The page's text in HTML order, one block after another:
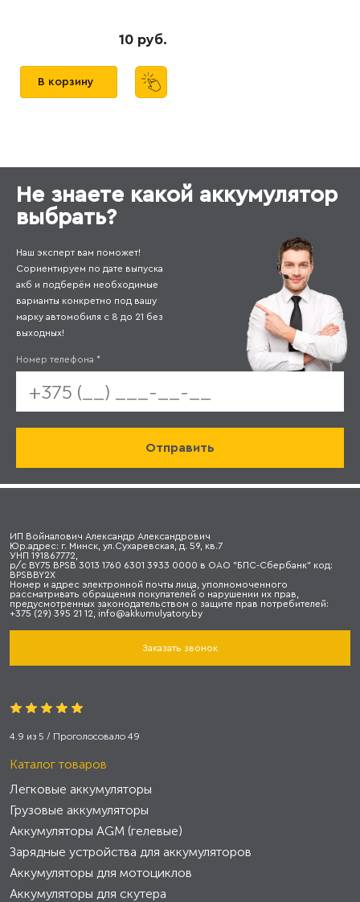
10 руб.
В корзину
Не знаете какой аккумулятор
выбрать?
Наш эксперт вам поможет!
Сориентируем по дате выпуска
акб и подберём необходимые
варианты конкретно под вашу
марку автомобиля с 8 до 21 без
выходных!
Номер телефона *
ИП Войналович Александр Александрович
Юр.адрес: г. Минск, ул.Сухаревская, д. 59, кв.7
УНП 191867772,
р/с BY75 BPSB 3013 1760 6301 3933 0000 в ОАО "БПС-Сбербанк" код:
BPSBBY2X
Номер и адрес электронной почты лица, уполномоченного
рассматривать обращения покупателей о нарушении их прав,
предусмотренных законодательством о защите прав потребителей:
+375 (29) 395 21 12, info@akkumulyatory.by
Заказать звонок
4.9 из 5 / Проголосовало 49
Каталог товаров
Легковые аккумуляторы
Грузовые аккумуляторы
Аккумуляторы AGM (гелевые)
Зарядные устройства для аккумуляторов
Аккумуляторы для мотоциклов
Аккумуляторы для скутера